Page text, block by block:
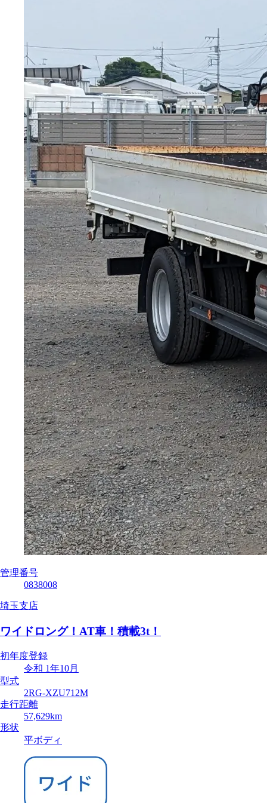
管理番号
0838008
埼玉支店
ワイドロング！AT車！積載3t！
初年度登録
令和 1年10月
型式
2RG-XZU712M
走行距離
57,629km
形状
平ボディ